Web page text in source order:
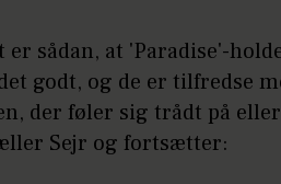
er sådan, at 'Paradise'-
godt, og de er tilfredse
der føler sig trådt på
Sejr og fortsætter: